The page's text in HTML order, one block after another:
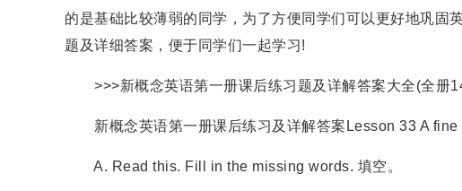
的是基础比较薄弱的同学，为了方便同学们可以更好地巩固
题及详细答案，便于同学们一起学习!
>>>新概念英语第一册课后练习题及详解答案大全(全册
新概念英语第一册课后练习及详解答案Lesson 33 A fine
A. Read this. Fill in the missing words. 填空。